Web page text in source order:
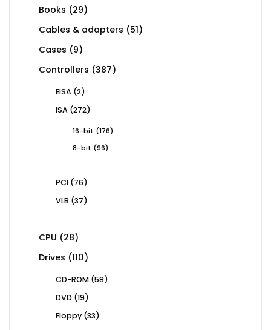
Books 2929
Cables & adapters 5151
Cases 99
products
Controllers 387387
EISA 22
ISA 272272
16-bit 176176
8-bit
9696
PCI 7676
VLB 3737
CPU 2828
products
Drives 110110
CD-ROM 5858
DVD 1919
Floppy 3333